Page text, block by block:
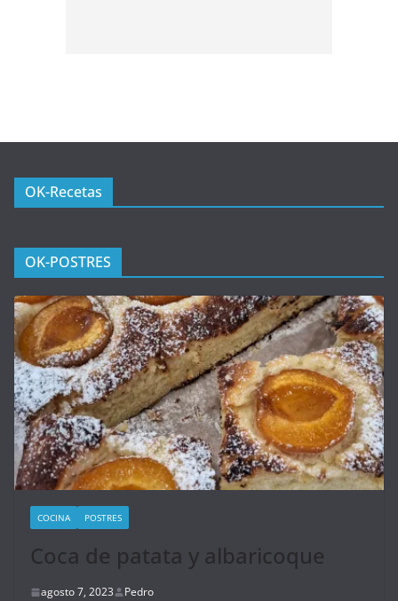
OK-Recetas
OK-POSTRES
COCINA POSTRES
Coca de patata y albaricoque
agosto 7, 2023 Pedro